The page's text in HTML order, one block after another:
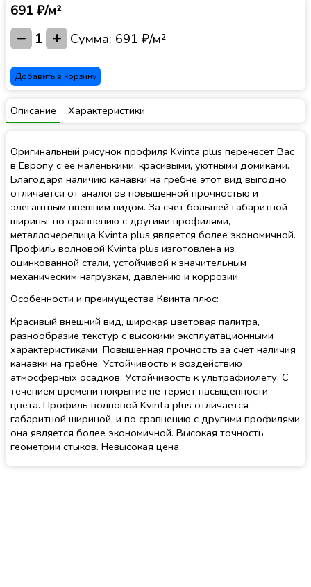
691 ₽/м²
− 1 + Сумма: 691 ₽/м²
Добавить в корзину
Описание Характеристики
Оригинальный рисунок профиля Kvinta plus перенесет Вас
в Европу с ее маленькими, красивыми, уютными домиками.
Благодаря наличию канавки на гребне этот вид выгодно
отличается от аналогов повышенной прочностью и
элегантным внешним видом. За счет большей габаритной
ширины, по сравнению с другими профилями,
металлочерепица Kvinta plus является более экономичной.
Профиль волновой Kvinta plus изготовлена из
оцинкованной стали, устойчивой к значительным
механическим нагрузкам, давлению и коррозии.
Особенности и преимущества Квинта плюс:
Красивый внешний вид, широкая цветовая палитра,
разнообразие текстур с высокими эксплуатационными
характеристиками. Повышенная прочность за счет наличия
канавки на гребне. Устойчивость к воздействию
атмосферных осадков. Устойчивость к ультрафиолету. С
течением времени покрытие не теряет насыщенности
цвета. Профиль волновой Kvinta plus отличается
габаритной шириной, и по сравнению с другими профилями
она является более экономичной. Высокая точность
геометрии стыков. Невысокая цена.